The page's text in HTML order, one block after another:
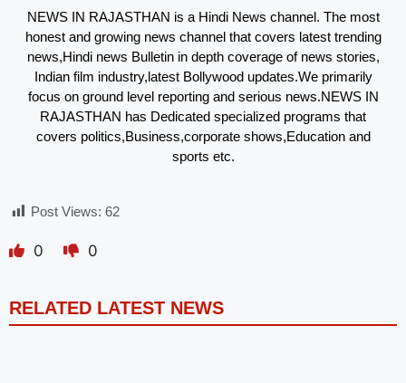
NEWS IN RAJASTHAN is a Hindi News channel. The most
honest and growing news channel that covers latest trending
news,Hindi news Bulletin in depth coverage of news stories,
Indian film industry,latest Bollywood updates.We primarily
focus on ground level reporting and serious news.NEWS IN
RAJASTHAN has Dedicated specialized programs that
covers politics,Business,corporate shows,Education and
sports etc.
Post Views: 62
0 0
RELATED LATEST NEWS